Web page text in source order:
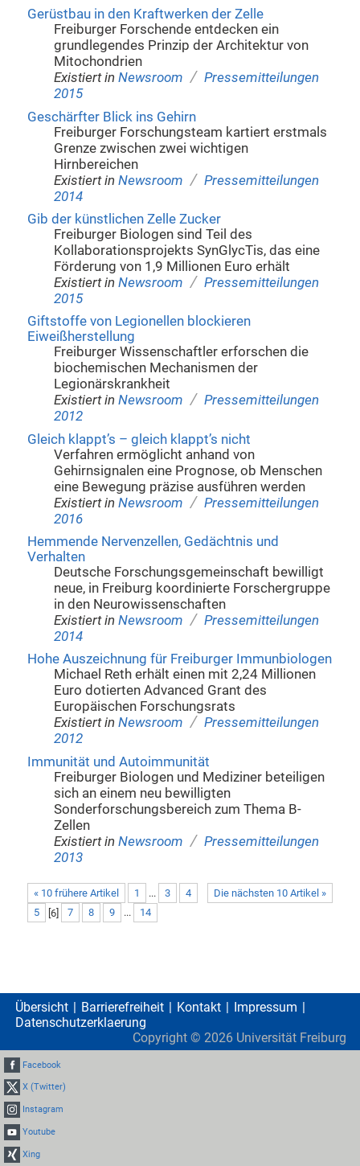
Gerüstbau in den Kraftwerken der Zelle
Freiburger Forschende entdecken ein
grundlegendes Prinzip der Architektur von
Mitochondrien
Existiert in Newsroom / Pressemitteilungen
2015
Geschärfter Blick ins Gehirn
Freiburger Forschungsteam kartiert erstmals
Grenze zwischen zwei wichtigen
Hirnbereichen
Existiert in Newsroom / Pressemitteilungen
2014
Gib der künstlichen Zelle Zucker
Freiburger Biologen sind Teil des
Kollaborationsprojekts SynGlycTis, das eine
Förderung von 1,9 Millionen Euro erhält
Existiert in Newsroom / Pressemitteilungen
2015
Giftstoffe von Legionellen blockieren
Eiweißherstellung
Freiburger Wissenschaftler erforschen die
biochemischen Mechanismen der
Legionärskrankheit
Existiert in Newsroom / Pressemitteilungen
2012
Gleich klappt’s – gleich klappt’s nicht
Verfahren ermöglicht anhand von
Gehirnsignalen eine Prognose, ob Menschen
eine Bewegung präzise ausführen werden
Existiert in Newsroom / Pressemitteilungen
2016
Hemmende Nervenzellen, Gedächtnis und
Verhalten
Deutsche Forschungsgemeinschaft bewilligt
neue, in Freiburg koordinierte Forschergruppe
in den Neurowissenschaften
Existiert in Newsroom / Pressemitteilungen
2014
Hohe Auszeichnung für Freiburger Immunbiologen
Michael Reth erhält einen mit 2,24 Millionen
Euro dotierten Advanced Grant des
Europäischen Forschungsrats
Existiert in Newsroom / Pressemitteilungen
2012
Immunität und Autoimmunität
Freiburger Biologen und Mediziner beteiligen
sich an einem neu bewilligten
Sonderforschungsbereich zum Thema B-
Zellen
Existiert in Newsroom / Pressemitteilungen
2013
« 10 frühere Artikel Die nächsten 10 Artikel »
1 ... 3
4
5
[6] 7 8 9 ... 14
Übersicht Barrierefreiheit Kontakt
Impressum
Datenschutzerklaerung
Copyright © 2026 Universität Freiburg
Facebook
X (Twitter)
Instagram
Youtube
Xing